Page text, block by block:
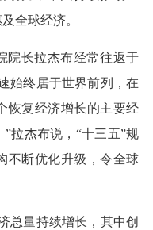
全球经济。
院长拉杰布经常往返于
始终居于世界前列，在
恢复经济增长的主要经
拉杰布说，“十三五”规
不断优化升级，令全球
总量持续增长，其中创